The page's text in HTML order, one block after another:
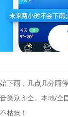
下雨，几点几分雨
类别齐全。本地/
枯燥！